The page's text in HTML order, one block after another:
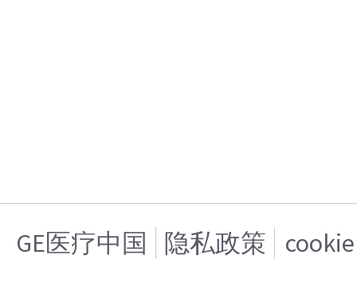
GE医疗中国 隐私政策